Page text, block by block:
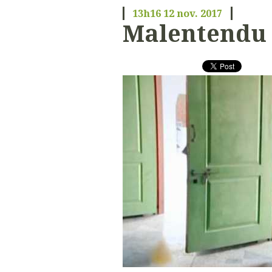
13h16 12nov. 2017
Malentendu